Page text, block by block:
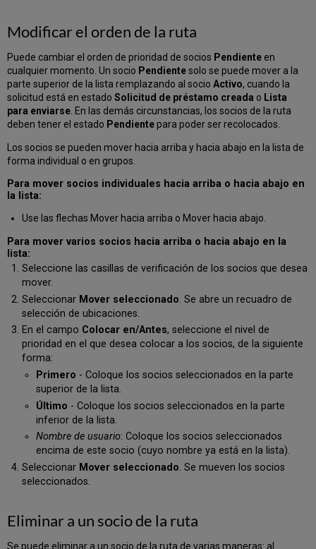
Modificar el orden de la ruta
Puede cambiar el orden de prioridad de socios Pendiente en
cualquier momento. Un socio Pendientesolo se puede mover a la
parte superior de la lista remplazando al socioActivo, cuando la
solicitud está en estadoSolicitud de préstamo creada o Lista
para enviarse. En las demás circunstancias, los socios de la ruta
deben tener el estado Pendientepara poder ser recolocados.
Los socios se pueden mover hacia arriba y hacia abajo en la lista de
forma individual o en grupos.
Para mover socios individuales hacia arriba o hacia abajo en
la lista:
Use las flechas Mover hacia arriba o Mover hacia abajo.
Para mover varios socios hacia arriba o hacia abajo en la
lista:
Seleccione las casillas de verificación de los socios que desea
mover.
Seleccionar Mover seleccionado. Se abre un recuadro de
selección de ubicaciones.
En el campo Colocar en/Antes, seleccione el nivel de
prioridad en el que desea colocar a los socios, de la siguiente
forma:
Primero - Coloque los socios seleccionados en la parte
superior de la lista.
Último - Coloque los socios seleccionados en la parte
inferior de la lista.
Nombre de usuario: Coloque los socios seleccionados
encima de este socio (cuyo nombre ya está en la lista).
Seleccionar Mover seleccionado. Se mueven los socios
seleccionados.
Eliminar a un socio de la ruta
Se puede eliminar a un socio de la ruta de varias maneras: al